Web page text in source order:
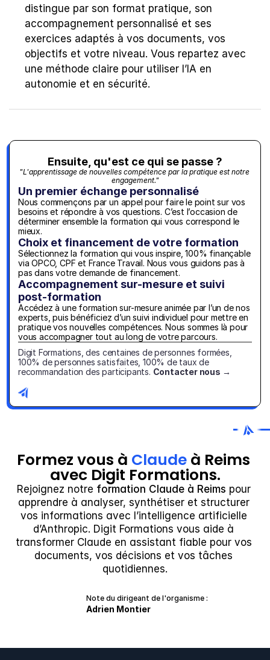
distingue par son format pratique, son
accompagnement personnalisé et ses
exercices adaptés à vos documents, vos
objectifs et votre niveau. Vous repartez avec
une méthode claire pour utiliser l’IA en
autonomie et en sécurité.
Ensuite, qu'est ce qui se passe ?
"L'apprentissage de nouvelles compétence par la pratique est notre
engagement."
Un premier échange personnalisé
Nous commençons par un appel pour faire le point sur vos
besoins et répondre à vos questions. C’est l’occasion de
déterminer ensemble la formation qui vous correspond le
mieux.
Choix et financement de votre formation
Sélectionnez la formation qui vous inspire, 100% finançable
via OPCO, CPF et France Travail. Nous vous guidons pas à
pas dans votre demande de financement.
Accompagnement sur-mesure et suivi
post-formation
Accédez à une formation sur-mesure animée par l’un de nos
experts, puis bénéficiez d’un suivi individuel pour mettre en
pratique vos nouvelles compétences. Nous sommes là pour
vous accompagner tout au long de votre parcours.
Digit Formations, des centaines de personnes formées,
100% de personnes satisfaites, 100% de taux de
recommandation des participants. Contacter nous →
Formez vous à Claude à Reims
avec Digit Formations.
Rejoignez notre formation Claude à Reims pour
apprendre à analyser, synthétiser et structurer
vos informations avec l’intelligence artificielle
d’Anthropic. Digit Formations vous aide à
transformer Claude en assistant fiable pour vos
documents, vos décisions et vos tâches
quotidiennes.
Note du dirigeant de l'organisme :
Adrien Montier